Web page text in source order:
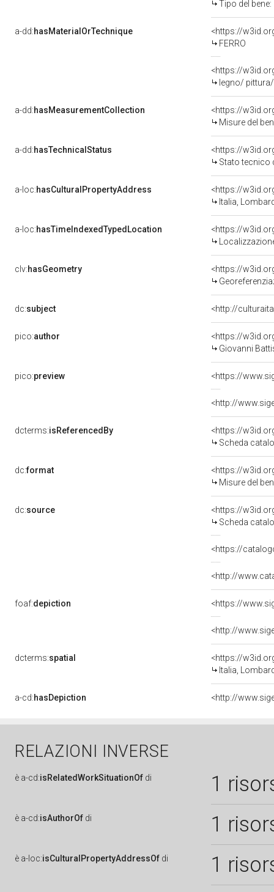
Tipo del
a-dd:hasMaterialOrTechnique
<https://
FERRO
<https://
legno/
a-dd:hasMeasurementCollection
<https://
Misure del
a-dd:hasTechnicalStatus
<https://
Stato tecnico
a-loc:hasCulturalPropertyAddress
<https://
Italia,
a-loc:hasTimeIndexedTypedLocation
<https://
clv:hasGeometry
<https://
dc:subject <http://
pico:author
<https://
Giovanni
pico:preview <https://
<http://
dcterms:isReferencedBy
<https://
Scheda
dc:format
<https://
Misure del
dc:source
<https://
Scheda
<https://
foaf:depiction <https://
<http://
dcterms:spatial
<https://
Italia,
a-cd:hasDepiction <http://
RELAZIONI INVERSE
è a-cd:isRelatedWorkSituationOf di 1
è a-cd:isAuthorOf di 1
è a-loc:isCulturalPropertyAddressOf di 1